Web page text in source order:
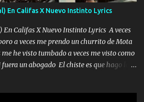
silueta no hay otra que te sea igual te ves
que me tientas Aquí estoy no dejaré que se
solo yo tendre el candado 🔒 del a...
En Califas X Nuevo Instinto Lyrics
En Califas X Nuevo Instinto Lyrics A veces
a veces me prendo un churrito de Mota
me he visto tumbado a veces me visto como
un abogado El chiste es que hago lo